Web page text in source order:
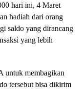
hari ini, 4 Maret
hadiah dari orang
saldo yang dirancang
yang lebih
untuk membagikan
tersebut bisa dikirim